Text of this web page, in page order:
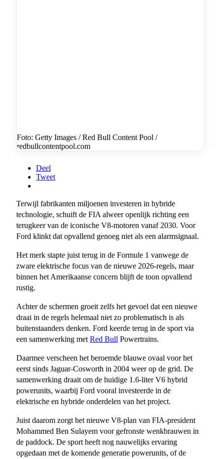
Foto: Getty Images / Red Bull Content Pool /
redbullcontentpool.com
Deel
Tweet
Terwijl fabrikanten miljoenen investeren in hybride
technologie, schuift de FIA alweer openlijk richting een
terugkeer van de iconische V8-motoren vanaf 2030. Voor
Ford klinkt dat opvallend genoeg niet als een alarmsignaal.
Het merk stapte juist terug in de Formule 1 vanwege de
zware elektrische focus van de nieuwe 2026-regels, maar
binnen het Amerikaanse concern blijft de toon opvallend
rustig.
Achter de schermen groeit zelfs het gevoel dat een nieuwe
draai in de regels helemaal niet zo problematisch is als
buitenstaanders denken. Ford keerde terug in de sport via
een samenwerking met Red Bull Powertrains.
Daarmee verscheen het beroemde blauwe ovaal voor het
eerst sinds Jaguar-Cosworth in 2004 weer op de grid. De
samenwerking draait om de huidige 1.6-liter V6 hybrid
powerunits, waarbij Ford vooral investeerde in de
elektrische en hybride onderdelen van het project.
Juist daarom zorgt het nieuwe V8-plan van FIA-president
Mohammed Ben Sulayem voor gefronste wenkbrauwen in
de paddock. De sport heeft nog nauwelijks ervaring
opgedaan met de komende generatie powerunits, of de